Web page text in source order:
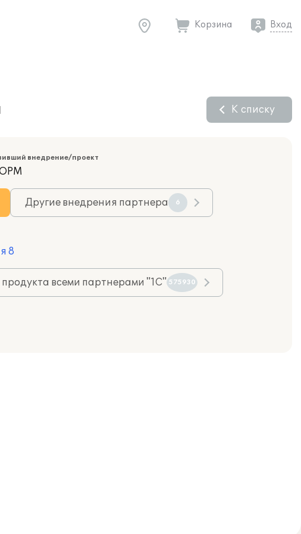
Корзина Вход
К списку
внедрение/проект
Другие внедрения партнера 6
8
всеми партнерами "1С" 575930